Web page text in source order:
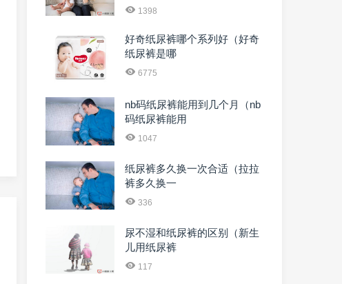
1398
好奇纸尿裤哪个系列好（好奇
纸尿裤是哪
6775
nb码纸尿裤能用到几个月（nb
码纸尿裤能用
1047
纸尿裤多久换一次合适（拉拉
裤多久换一
336
尿不湿和纸尿裤的区别（新生
儿用纸尿裤
117